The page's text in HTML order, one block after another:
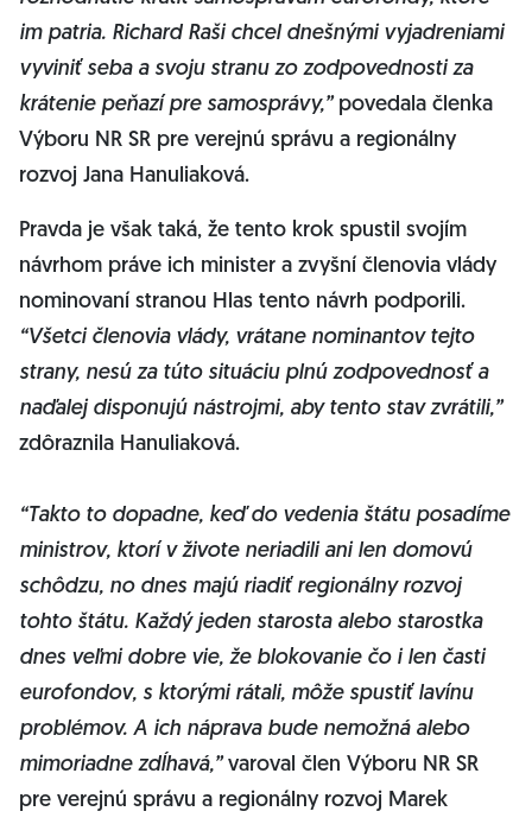
im patria. Richard Raši chcel dnešnými vyjadreniami
vyviniť seba a svoju stranu zo zodpovednosti za
krátenie peňazí pre samosprávy,”povedala členka
Výboru NR SR pre verejnú správu a regionálny
rozvoj Jana Hanuliaková.
Pravda je však taká, že tento krok spustil svojím
návrhom práve ich minister a zvyšní členovia vlády
nominovaní stranou Hlas tento návrh podporili.
“Všetci členovia vlády, vrátane nominantov tejto
strany, nesú za túto situáciu plnú zodpovednosť a
naďalej disponujú nástrojmi, aby tento stav zvrátili,”
zdôraznila Hanuliaková.
“Takto to dopadne, keď do vedenia štátu posadíme
ministrov, ktorí v živote neriadili ani len domovú
schôdzu, no dnes majú riadiť regionálny rozvoj
tohto štátu. Každý jeden starosta alebo starostka
dnes veľmi dobre vie, že blokovanie čo i len časti
eurofondov, s ktorými rátali, môže spustiť lavínu
problémov. A ich náprava bude nemožná alebo
mimoriadne zdĺhavá,”varoval člen Výboru NR SR
pre verejnú správu a regionálny rozvoj Marek